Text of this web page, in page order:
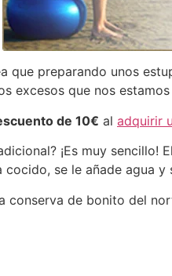
que preparando unos
excesos que nos
de 10€ al adquirir
¡Es muy sencillo!
se le añade agua y
conserva de bonito del